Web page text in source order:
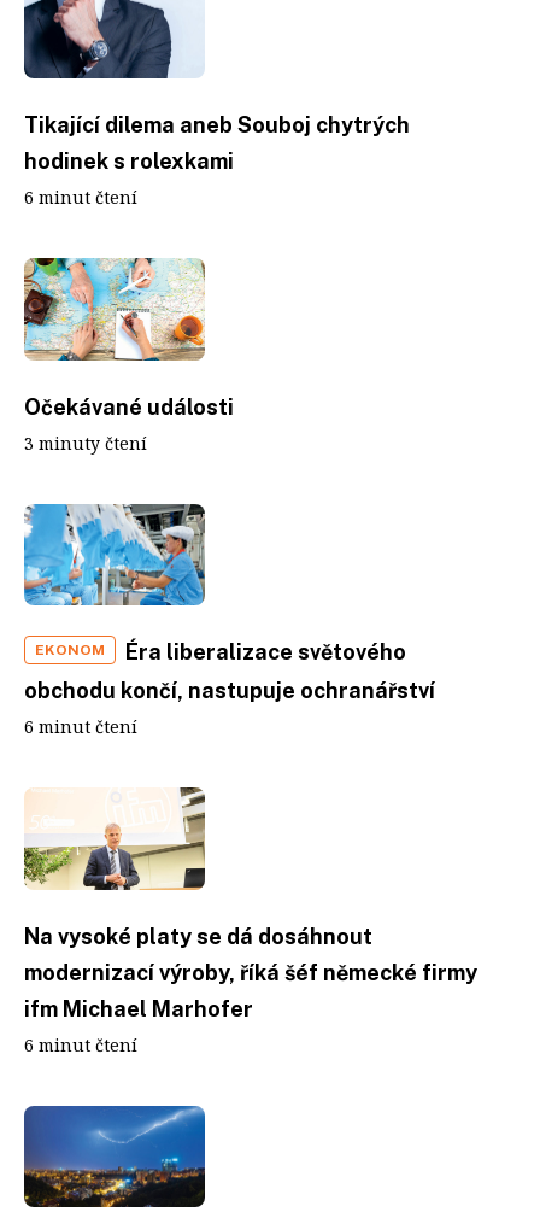
Tikající dilema aneb Souboj chytrých
hodinek s rolexkami
6 minut čtení
Očekávané události
3 minuty čtení
EKONOM
Éra liberalizace světového
obchodu končí, nastupuje ochranářství
6 minut čtení
Na vysoké platy se dá dosáhnout
modernizací výroby, říká šéf německé firmy
ifm Michael Marhofer
6 minut čtení